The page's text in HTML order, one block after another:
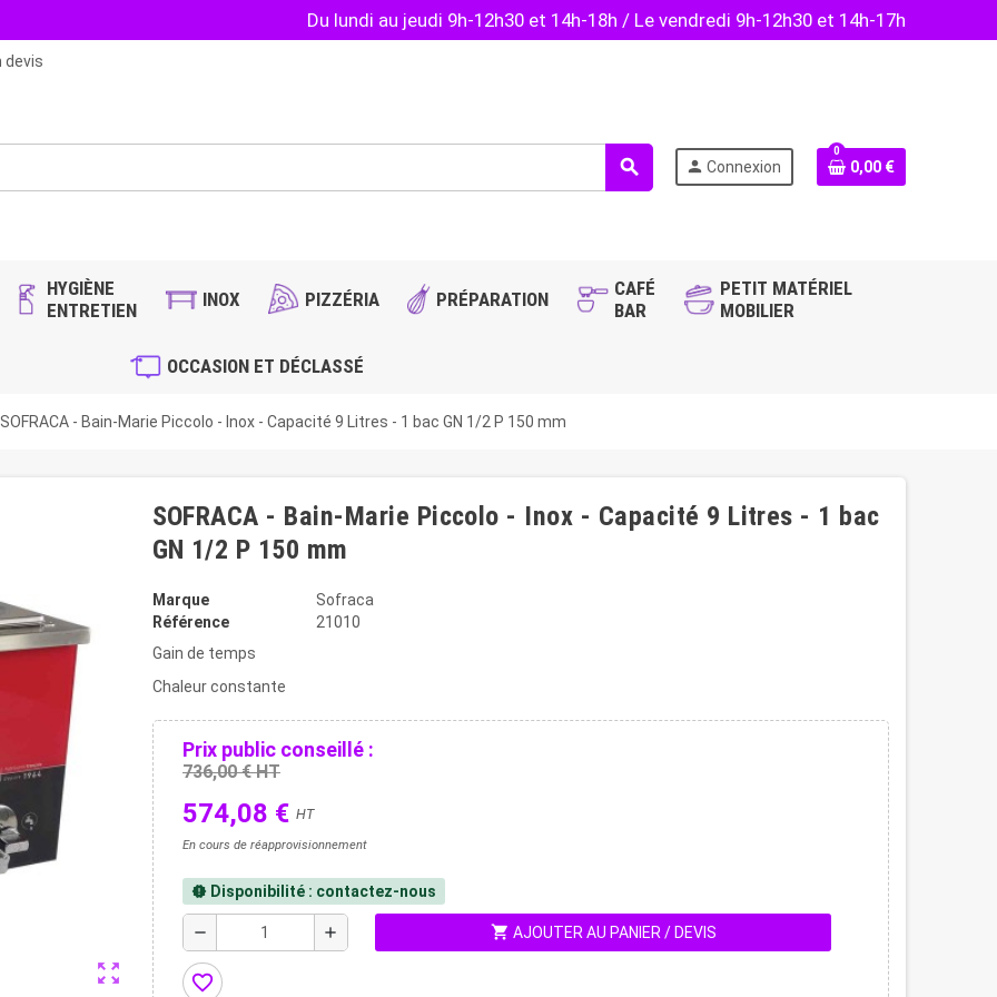
Du lundi au jeudi 9h-12h30 et 14h-18h / Le vendredi 9h-12h30 et 14h-17h
devis
search person Connexion
0
0,00 €
HYGIÈNE
ENTRETIEN
INOX PIZZÉRIA PRÉPARATION
CAFÉ
BAR
PETIT MATÉRIEL
MOBILIER
OCCASION ET DÉCLASSÉ
SOFRACA - Bain-Marie Piccolo - Inox - Capacité 9 Litres - 1 bac GN 1/2 P 150 mm
zoom_out_map
SOFRACA - Bain-Marie Piccolo - Inox - Capacité 9 Litres - 1 bac
GN 1/2 P 150 mm
Marque
Sofraca
Référence
21010
Gain de temps
Chaleur constante
Prix public conseillé :
736,00 € HT
574,08 € HT
En cours de réapprovisionnement
new_releases Disponibilité : contactez-nous
remove add shopping_cart AJOUTER AU PANIER / DEVIS
favorite_border